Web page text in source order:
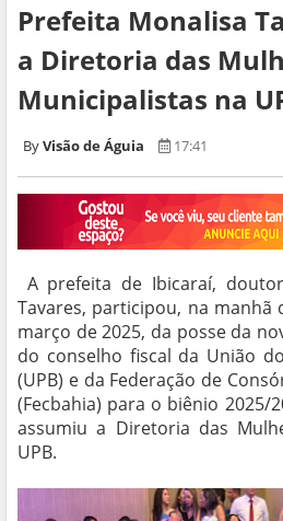
Prefeita Monalisa
a Diretoria das
Municipalistas na
Visão de Águia 17:41
A prefeita de Ibicaraí,
Tavares, participou, na manhã
março de 2025, da posse da
do conselho fiscal da União
(UPB) e da Federação de
(Fecbahia) para o biênio 2025/
assumiu a Diretoria das
UPB.